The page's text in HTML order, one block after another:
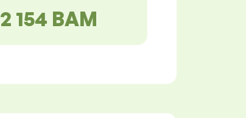
2 154 BAM